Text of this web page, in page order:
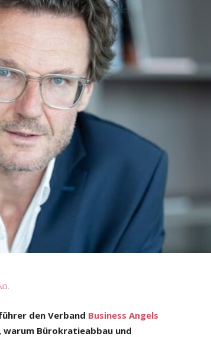
.
den Verband Business Angels
warum Bürokratieabbau und